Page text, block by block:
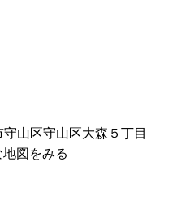
山区守山区大森５丁目
図をみる